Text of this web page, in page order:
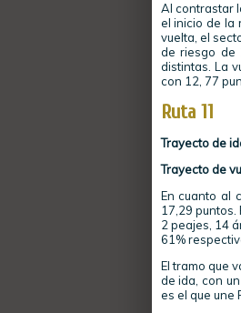
Al contrastar
el inicio de la
vuelta, el
de riesgo de
distintas. La
con 12, 77
Ruta 11
Trayecto de
Trayecto de
En cuanto al
17,29
2 peajes, 14
61%
El tramo que
de ida, con
es el que une